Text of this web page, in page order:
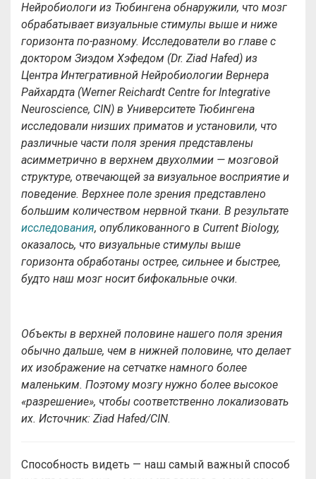
Нейробиологи из Тюбингена обнаружили, что мозг
обрабатывает визуальные стимулы выше и ниже
горизонта по-разному. Исследователи во главе с
доктором Зиэдом Хэфедом (Dr. Ziad Hafed) из
Центра Интегративной Нейробиологии Вернера
Райхардта (Werner Reichardt Centre for Integrative
Neuroscience, CIN) в Университете Тюбингена
исследовали низших приматов и установили, что
различные части поля зрения представлены
асимметрично в верхнем двухолмии — мозговой
структуре, отвечающей за визуальное восприятие и
поведение. Верхнее поле зрения представлено
большим количеством нервной ткани. В результате
исследования, опубликованного в Current Biology,
оказалось, что визуальные стимулы выше
горизонта обработаны острее, сильнее и быстрее,
будто наш мозг носит бифокальные очки.
Объекты в верхней половине нашего поля зрения
обычно дальше, чем в нижней половине, что делает
их изображение на сетчатке намного более
маленьким. Поэтому мозгу нужно более высокое
«разрешение», чтобы соответственно локализовать
их. Источник: Ziad Hafed/CIN.
Способность видеть — наш самый важный способ